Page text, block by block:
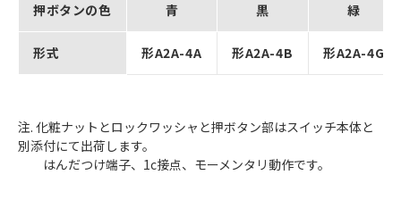
押ボタンの色 青 黒 緑
形式 形A2A-4A 形A2A-4B 形A2A-4G
注. 化粧ナットとロックワッシャと押ボタン部はスイッチ本体と
別添付にて出荷します。
はんだつけ端子、1c接点、モーメンタリ動作です。